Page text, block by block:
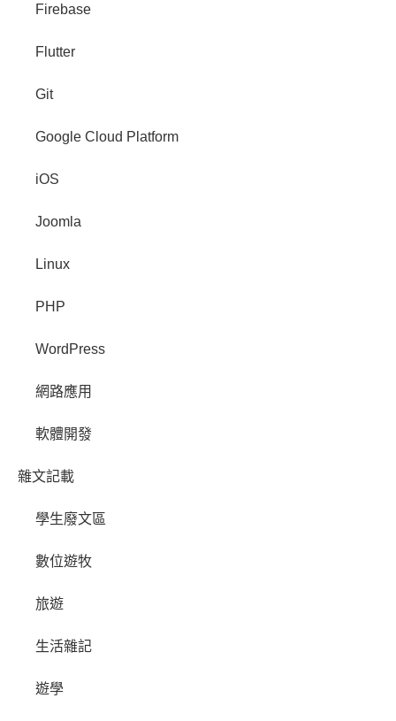
Firebase
Flutter
Git
Google Cloud Platform
iOS
Joomla
Linux
PHP
WordPress
網路應用
軟體開發
雜文記載
學生廢文區
數位遊牧
旅遊
生活雜記
遊學